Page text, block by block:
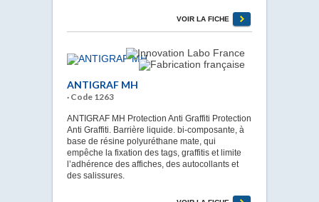
VOIR LA FICHE
ANTIGRAF MH
· Code 1263
ANTIGRAF MH Protection Anti Graffiti Protection
Anti Graffiti. Barrière liquide. bi-composante, à
base de résine polyuréthane mate, qui
empêche la fixation des tags, graffitis et limite
l’adhérence des affiches, des autocollants et
des salissures.